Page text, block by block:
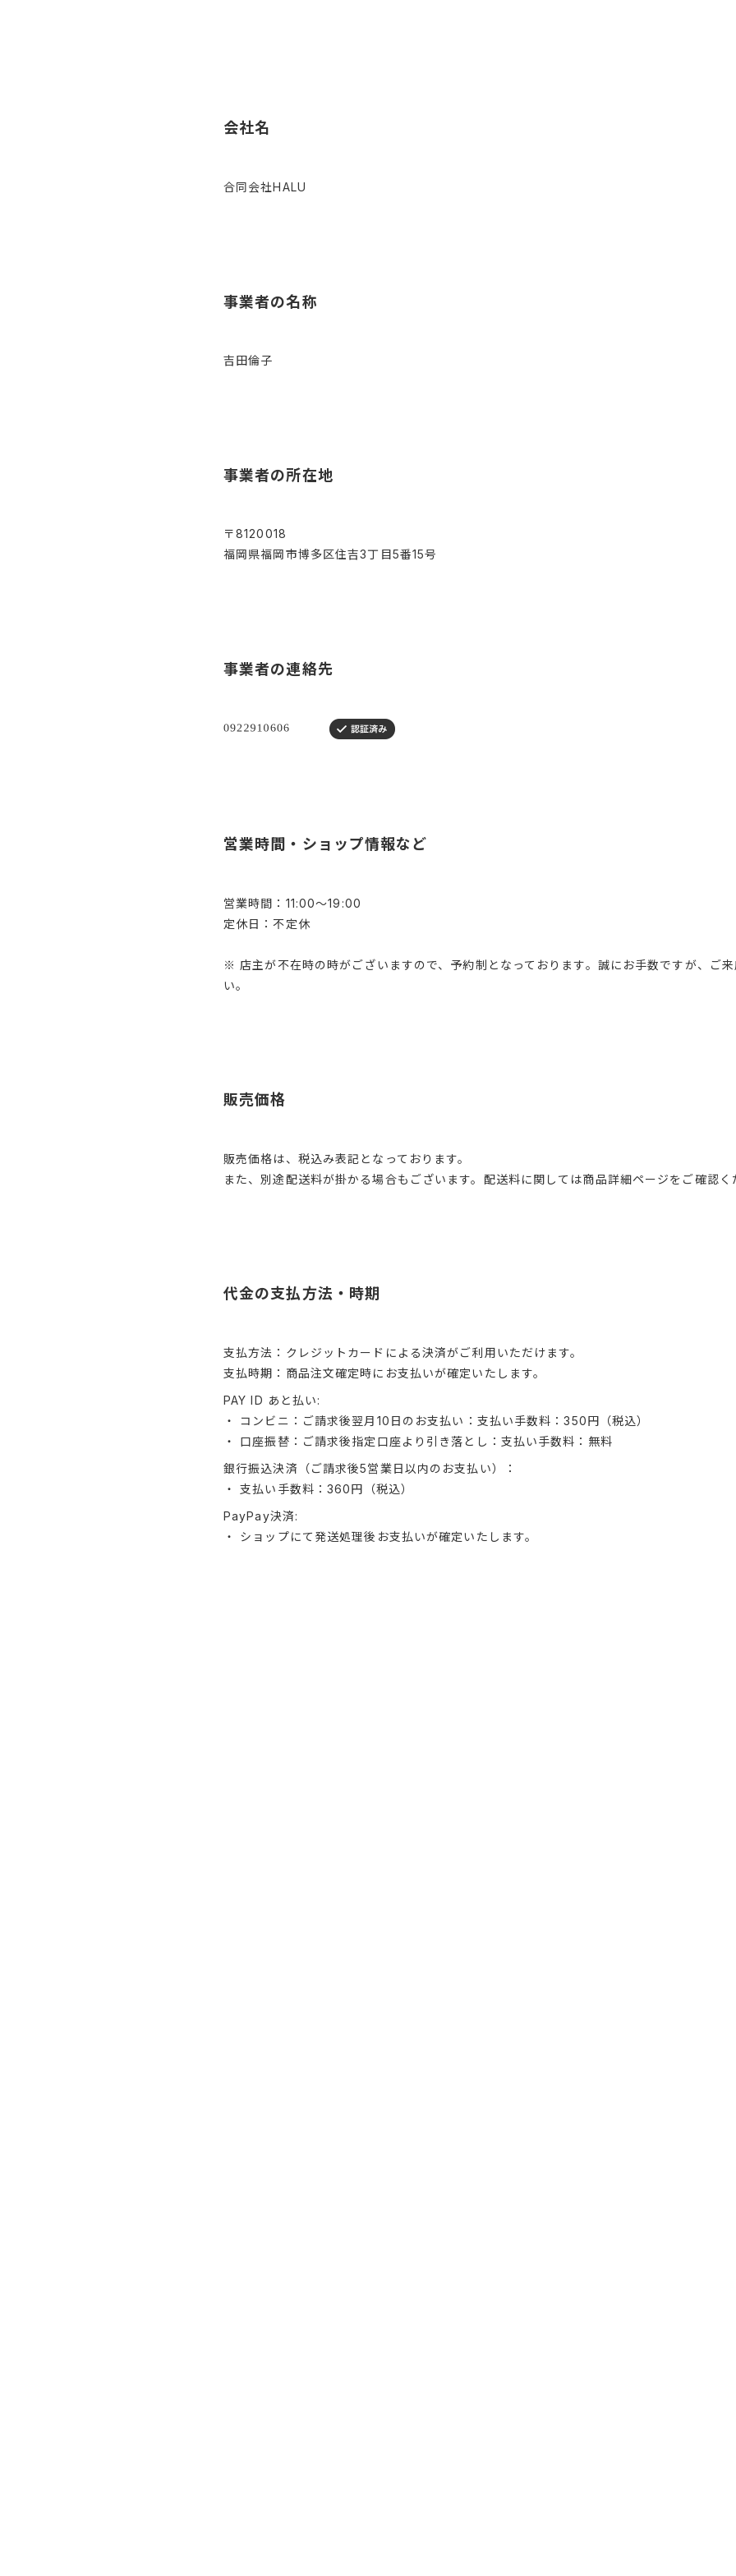
会社名
合同会社HALU
事業者の名称
吉田倫子
事業者の所在地
〒8120018
福岡県福岡市博多区住吉3丁目5番15号
事業者の連絡先
営業時間・ショップ情報など
営業時間：11:00～19:00
定休日：不定休
※ 店主が不在時の時がございますので、予約制となっております。誠にお手数ですが、ご
い。
販売価格
販売価格は、税込み表記となっております。
また、別途配送料が掛かる場合もございます。配送料に関しては商品詳細ページをご確認く
代金の支払方法・時期
支払方法：クレジットカードによる決済がご利用いただけます。
支払時期：商品注文確定時にお支払いが確定いたします。
PAY ID あと払い:
・ コンビニ：ご請求後翌月10日のお支払い：支払い手数料：350円（税込）
・ 口座振替：ご請求後指定口座より引き落とし：支払い手数料：無料
銀行振込決済（ご請求後5営業日以内のお支払い）：
・ 支払い手数料：360円（税込）
PayPay決済:
・ ショップにて発送処理後お支払いが確定いたします。